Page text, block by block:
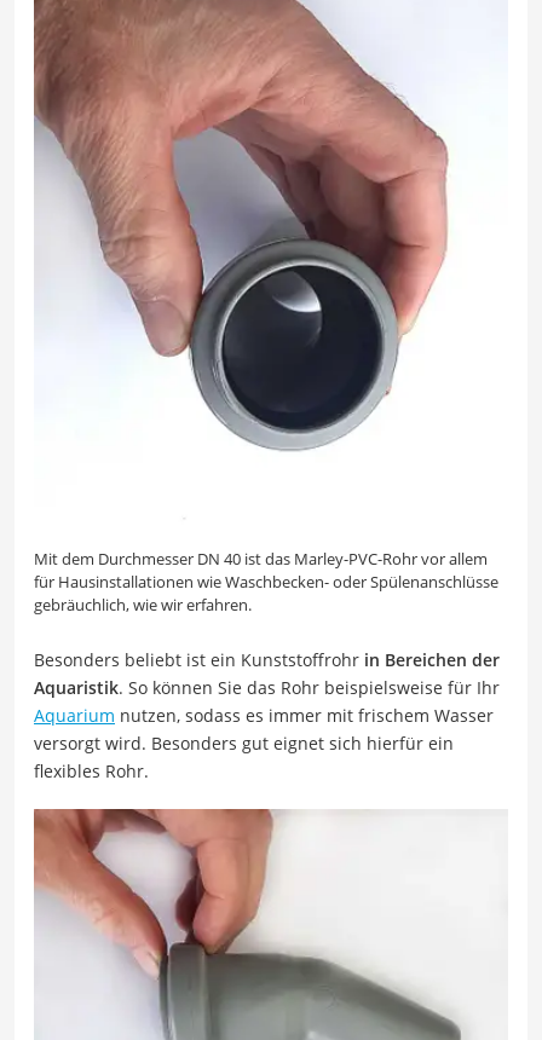
Mit dem Durchmesser DN 40 ist das Marley-PVC-Rohr vor allem
für Hausinstallationen wie Waschbecken- oder Spülenanschlüsse
gebräuchlich, wie wir erfahren.
Besonders beliebt ist ein Kunststoffrohr in Bereichen der
Aquaristik. So können Sie das Rohr beispielsweise für Ihr
Aquarium nutzen, sodass es immer mit frischem Wasser
versorgt wird. Besonders gut eignet sich hierfür ein
flexibles Rohr.